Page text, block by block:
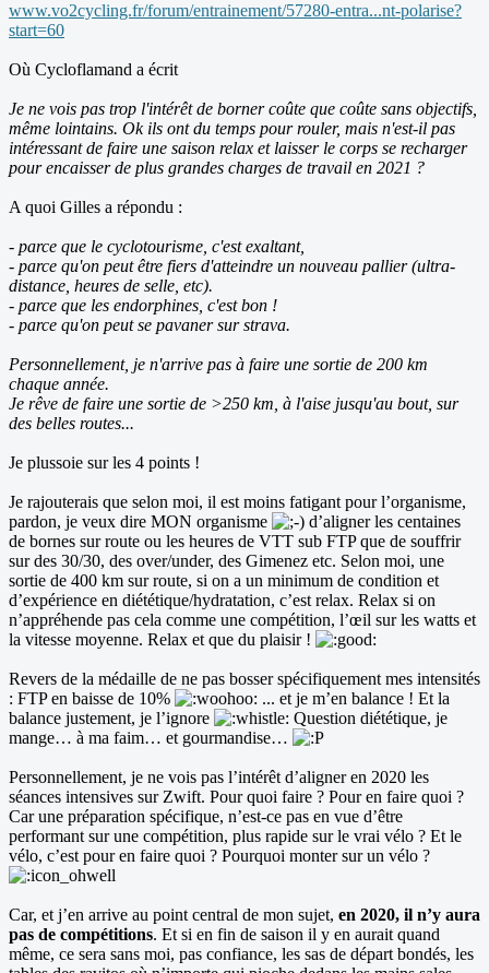
www.vo2cycling.fr/forum/entrainement/57280-entra...nt-polarise?
start=60
Où Cycloflamand a écrit
Je ne vois pas trop l'intérêt de borner coûte que coûte sans objectifs,
même lointains. Ok ils ont du temps pour rouler, mais n'est-il pas
intéressant de faire une saison relax et laisser le corps se recharger
pour encaisser de plus grandes charges de travail en 2021 ?
A quoi Gilles a répondu :
- parce que le cyclotourisme, c'est exaltant,
- parce qu'on peut être fiers d'atteindre un nouveau pallier (ultra-
distance, heures de selle, etc).
- parce que les endorphines, c'est bon !
- parce qu'on peut se pavaner sur strava.
Personnellement, je n'arrive pas à faire une sortie de 200 km
chaque année.
Je rêve de faire une sortie de >250 km, à l'aise jusqu'au bout, sur
des belles routes...
Je plussoie sur les 4 points !
Je rajouterais que selon moi, il est moins fatigant pour l’organisme,
pardon, je veux dire MON organisme
d’aligner les centaines
de bornes sur route ou les heures de VTT sub FTP que de souffrir
sur des 30/30, des over/under, des Gimenez etc. Selon moi, une
sortie de 400 km sur route, si on a un minimum de condition et
d’expérience en diététique/hydratation, c’est relax. Relax si on
n’appréhende pas cela comme une compétition, l’œil sur les watts et
la vitesse moyenne. Relax et que du plaisir !
Revers de la médaille de ne pas bosser spécifiquement mes intensités
: FTP en baisse de 10%
... et je m’en balance ! Et la
balance justement, je l’ignore
Question diététique, je
mange… à ma faim… et gourmandise…
Personnellement, je ne vois pas l’intérêt d’aligner en 2020 les
séances intensives sur Zwift. Pour quoi faire ? Pour en faire quoi ?
Car une préparation spécifique, n’est-ce pas en vue d’être
performant sur une compétition, plus rapide sur le vrai vélo ? Et le
vélo, c’est pour en faire quoi ? Pourquoi monter sur un vélo ?
Car, et j’en arrive au point central de mon sujet, en 2020, il n’y aura
pas de compétitions. Et si en fin de saison il y en aurait quand
même, ce sera sans moi, pas confiance, les sas de départ bondés, les